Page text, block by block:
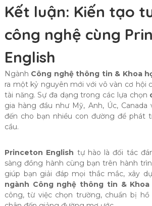
Kết luận: Kiến tạo
công nghệ cùng
English
Ngành Công nghệ thông tin & Khoa
ra một kỷ nguyên mới với vô vàn cơ hội
tài năng. Sự đa dạng trong các lựa chọn
gia hàng đầu như Mỹ, Anh, Úc, Canada
đến cho bạn nhiều con đường để phát
cầu.
Princeton English tự hào là đối tác
sàng đồng hành cùng bạn trên hành
giúp bạn giải đáp mọi thắc mắc, xây
ngành Công nghệ thông tin &
công, từ việc chọn trường, chuẩn bị